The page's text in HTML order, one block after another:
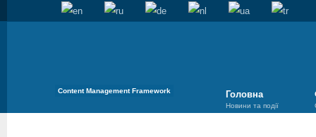
Content Management Framework Головна
Новини та події